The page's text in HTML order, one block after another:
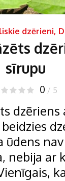
dzērieni,
sīrupu
0 / 5
dzēriens
ūdens
nebija ar